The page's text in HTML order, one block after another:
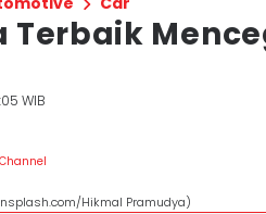
Terbaik
WIB
Channel
Hikmal Pramudya)